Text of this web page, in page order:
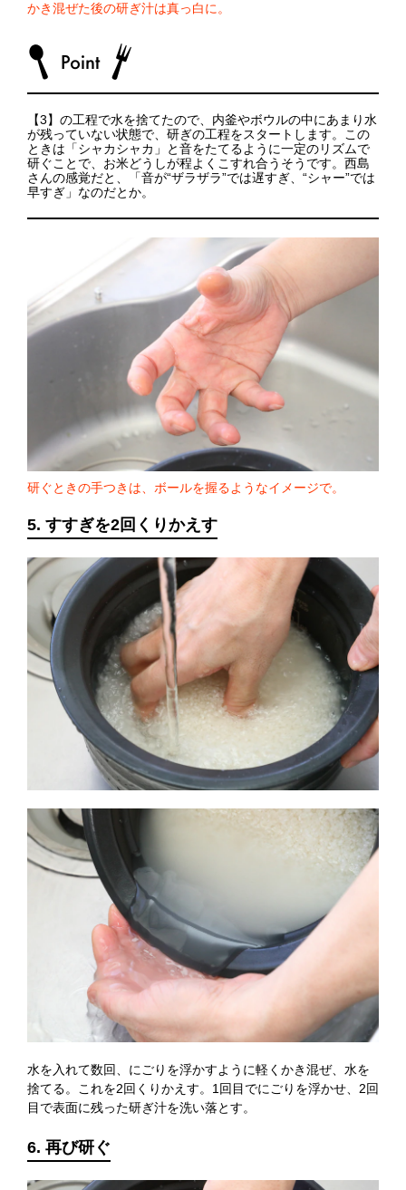
かき混ぜた後の研ぎ汁は真っ白に。
【3】の工程で水を捨てたので、内釜やボウルの中にあまり水
が残っていない状態で、研ぎの工程をスタートします。この
ときは「シャカシャカ」と音をたてるように一定のリズムで
研ぐことで、お米どうしが程よくこすれ合うそうです。西島
さんの感覚だと、「音が“ザラザラ”では遅すぎ、“シャー”では
早すぎ」なのだとか。
研ぐときの手つきは、ボールを握るようなイメージで。
5. すすぎを2回くりかえす
水を入れて数回、にごりを浮かすように軽くかき混ぜ、水を
捨てる。これを2回くりかえす。1回目でにごりを浮かせ、2回
目で表面に残った研ぎ汁を洗い落とす。
6. 再び研ぐ